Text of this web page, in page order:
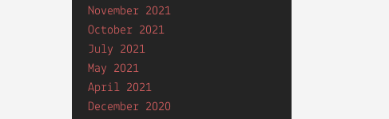
November 2021
October 2021
July 2021
May 2021
April 2021
December 2020